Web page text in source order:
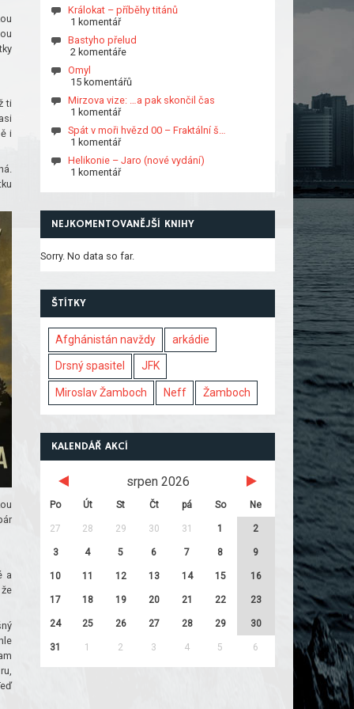
ti
i
a
Králokat – příběhy titánů
1 komentář
Bastyho přelud
2 komentáře
Omyl
15 komentářů
Mirzova vize: …a pak skončil čas
1 komentář
Spát v moři hvězd 00 – Fraktální š…
1 komentář
Helikonie – Jaro (nové vydání)
1 komentář
NEJKOMENTOVANĚJŠÍ KNIHY
Sorry. No data so far.
ŠTÍTKY
Afghánistán navždy arkádie
Drsný spasitel JFK
Miroslav Žamboch Neff Žamboch
KALENDÁŘ AKCÍ
srpen 2026
Po Út St Čt pá So Ne
27 28 29 30 31 1 2
3 4 5 6 7 8 9
10 11 12 13 14 15 16
17 18 19 20 21 22 23
24 25 26 27 28 29 30
31 1 2 3 4 5 6